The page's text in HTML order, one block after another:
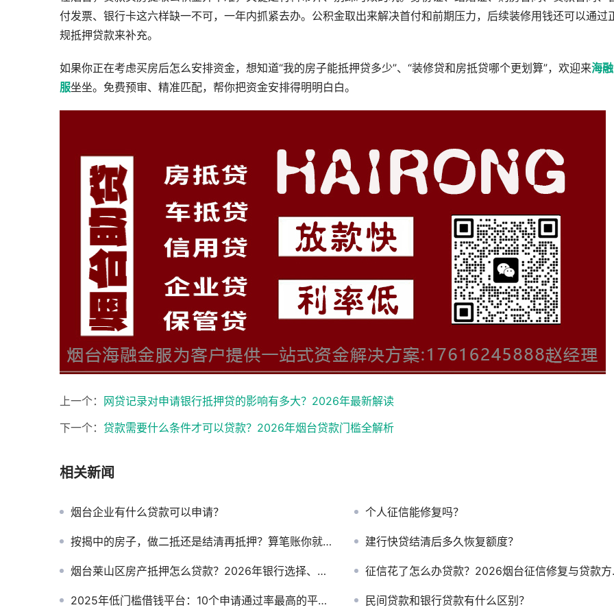
付发票、银行卡这六样缺一不可，一年内抓紧去办。公积金取出来解决首付和前期压力，后续装修用钱还可以通过
规抵押贷款来补充。
如果你正在考虑买房后怎么安排资金，想知道“我的房子能抵押贷多少”、“装修贷和房抵贷哪个更划算”，欢迎来海
服坐坐。免费预审、精准匹配，帮你把资金安排得明明白白。
上一个： 网贷记录对申请银行抵押贷的影响有多大？2026年最新解读
下一个： 贷款需要什么条件才可以贷款？2026年烟台贷款门槛全解析
相关新闻
烟台企业有什么贷款可以申请？ 个人征信能修复吗？
按揭中的房子，做二抵还是结清再抵押？算笔账你就懂了 建行快贷结清后多久恢复额度？
烟台莱山区房产抵押怎么贷款？2026年银行选择、放款时间与办理攻略 征信花了怎么办贷款？2026烟台征信修复与贷款方案全攻略
2025年低门槛借钱平台：10个申请通过率最高的平台推荐 民间贷款和银行贷款有什么区别？